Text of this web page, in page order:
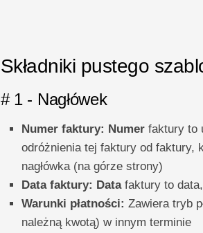
Składniki pustego
# 1 - Nagłówek
Numer faktury: Numerfaktury to
odróżnienia tej faktury od faktury,
nagłówka (na górze strony)
Data faktury: Datafaktury to
Warunki płatności: Zawiera tryb
należną kwotą) w innym terminie